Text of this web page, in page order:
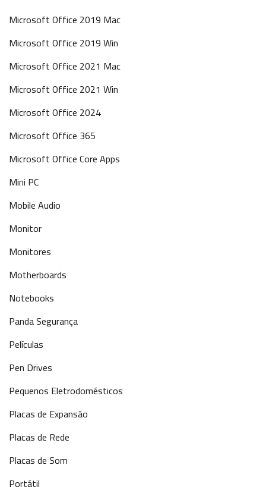
Microsoft Office 2019 Mac
Microsoft Office 2019 Win
Microsoft Office 2021 Mac
Microsoft Office 2021 Win
Microsoft Office 2024
Microsoft Office 365
Microsoft Office Core Apps
Mini PC
Mobile Audio
Monitor
Monitores
Motherboards
Notebooks
Panda Segurança
Películas
Pen Drives
Pequenos Eletrodomésticos
Placas de Expansão
Placas de Rede
Placas de Som
Portátil